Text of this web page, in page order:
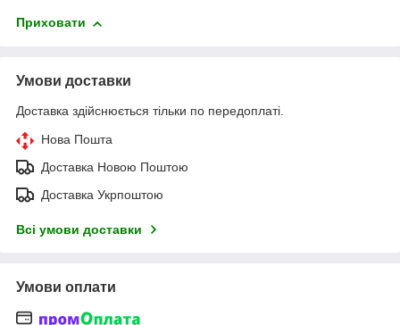
Приховати
Умови доставки
Доставка здійснюється тільки по передоплаті.
Нова Пошта
Доставка Новою Поштою
Доставка Укрпоштою
Всі умови доставки
Умови оплати